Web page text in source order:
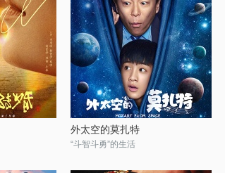
外太空的莫扎特
“斗智斗勇”的生活